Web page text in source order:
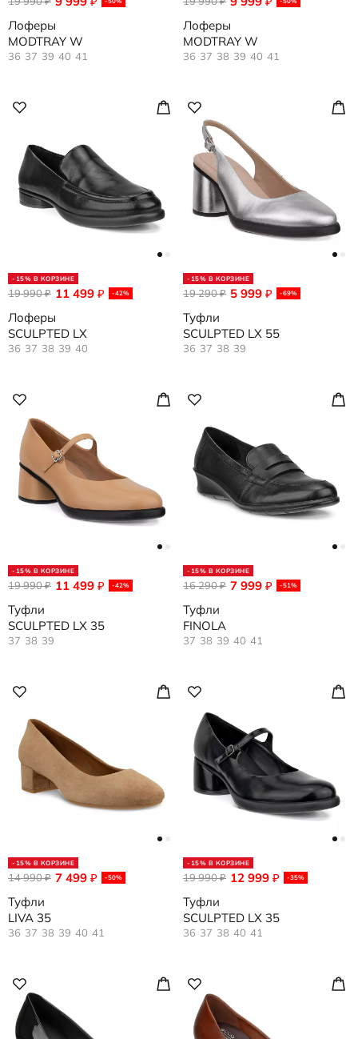
Лоферы
MODTRAY W
36 37 39 40 41
Лоферы
MODTRAY W
36 37 38 39 40 41
-15% В КОРЗИНЕ
11 499 ₽ -42%
19 990₽
Лоферы
SCULPTED LX
36 37 38 39 40
-15% В КОРЗИНЕ
5 999 ₽ -69%
19 290₽
Туфли
SCULPTED LX 55
36 37 38 39
-15% В КОРЗИНЕ
11 499 ₽ -42%
19 990₽
Туфли
SCULPTED LX 35
37 38 39
-15% В КОРЗИНЕ
7 999 ₽ -51%
16 290₽
Туфли
FINOLA
37 38 39 40 41
-15% В КОРЗИНЕ
7 499 ₽ -50%
14 990₽
Туфли
LIVA 35
36 37 38 39 40 41
-15% В КОРЗИНЕ
12 999 ₽ -35%
19 990₽
Туфли
SCULPTED LX 35
36 37 38 40 41